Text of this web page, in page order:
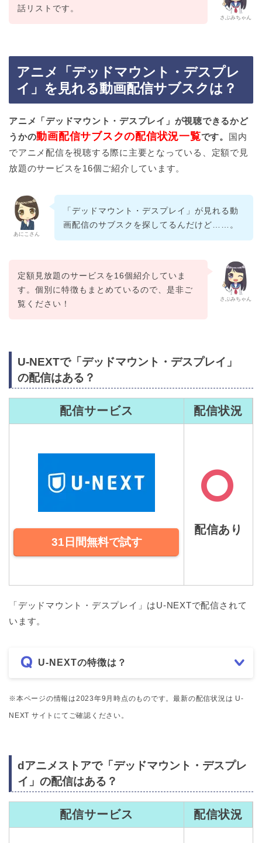
さぶみちゃん
話リストです。
アニメ「デッドマウント・デスプレ
イ」を見れる動画配信サブスクは？
アニメ「デッドマウント・デスプレイ」が視聴できるかど
うかの動画配信サブスクの配信状況一覧です。
国内
でアニメ配信を視聴する際に主要となっている、定額で見
放題のサービスを16個ご紹介しています。
あにこさん
「デッドマウント・デスプレイ」が見れる動
画配信のサブスクを探してるんだけど……。
さぶみちゃん
定額見放題のサービスを16個紹介していま
す。個別に特徴もまとめているので、是非ご
覧ください！
U-NEXTで「デッドマウント・デスプレイ」
の配信はある？
配信サービス 配信状況
31日間無料で試す
配信あり
「デッドマウント・デスプレイ」はU-NEXTで配信されて
います。
U-NEXTの特徴は？
※本ページの情報は2023年9月時点のものです。最新の配信状況は U-
NEXT サイトにてご確認ください。
dアニメストアで「デッドマウント・デスプレ
イ」の配信はある？
配信サービス 配信状況